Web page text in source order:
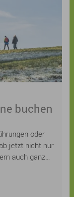
buchen
oder
jetzt nicht nur
auch ganz
Sie